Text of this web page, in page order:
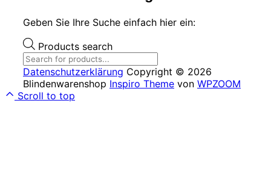
Geben Sie Ihre Suche einfach hier ein:
Products search
Datenschutzerklärung Copyright © 2026
Blindenwarenshop Inspiro Theme von WPZOOM
Scroll to top